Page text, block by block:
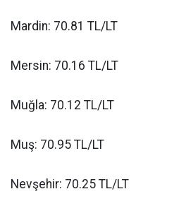
Mardin: 70.81 TL/LT
Mersin: 70.16 TL/LT
Muğla: 70.12 TL/LT
Muş: 70.95 TL/LT
Nevşehir: 70.25 TL/LT